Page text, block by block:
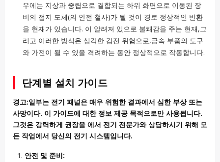
우에는 지상과 중립으로 결합되는 하위 화면으로 이동된 장
비의 접지 도체(의 안전 철사)가 될 것이 경로 정상적인 반환
을 현재가 있습니다. 이 알려져 있으로 불쾌감을 주는 현재,그
리고 이러한 방식은 심각한 감전 위험으로,금속 부품의 도구
와 가전이 될 수 있을 격려하는 동안 정상적으로 작동합니다.
단계별 설치 가이드
경고:일부는 전기 패널은 매우 위험한 결과에서 심한 부상 또는
사망이다. 이 가이드에 대한 정보 제공 목적으로만 사용됩니다.
그것은 강력하게 권장을 에서 전기 전문가와 상담하시기 위해 모
든 작업에서 당신의 전기 시스템입니다.
안전 및 준비: